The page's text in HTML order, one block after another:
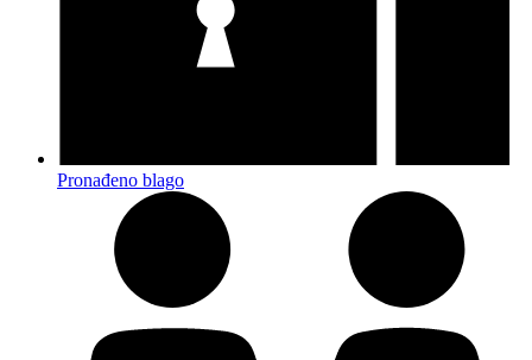
Pronađeno blago